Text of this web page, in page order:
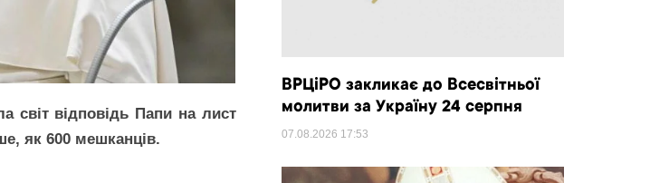
світ відповідь Папи на лист
як 600 мешканців.
ВРЦіРО закликає до Всесвітньої
молитви за Україну 24 серпня
07.08.2026 17:53